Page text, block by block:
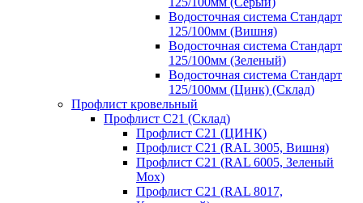
Водосточная система Стандарт
125/100мм (Вишня)
Водосточная система Стандарт
125/100мм (Зеленый)
Водосточная система Стандарт
125/100мм (Цинк) (Склад)
Профлист кровельный
Профлист С21 (Склад)
Профлист С21 (ЦИНК)
Профлист С21 (RAL 3005, Вишня)
Профлист С21 (RAL 6005, Зеленый
Мох)
Профлист С21 (RAL 8017,